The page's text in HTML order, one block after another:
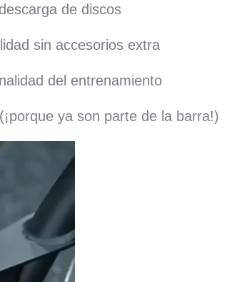
de discos
sin accesorios extra
del entrenamiento
ya son parte de la barra!)